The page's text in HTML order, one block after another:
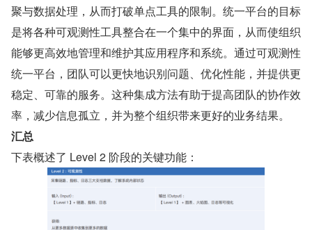
聚与数据处理，从而打破单点工具的限制。统一平台的目标
是将各种可观测性工具整合在一个集中的界面，从而使组织
能够更高效地管理和维护其应用程序和系统。通过可观测性
统一平台，团队可以更快地识别问题、优化性能，并提供更
稳定、可靠的服务。这种集成方法有助于提高团队的协作效
率，减少信息孤立，并为整个组织带来更好的业务结果。
汇总
下表概述了 Level 2 阶段的关键功能：